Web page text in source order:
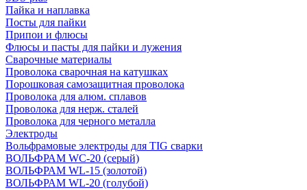
Пайка и наплавка
Посты для пайки
Припои и флюсы
Флюсы и пасты для пайки и лужения
Сварочные материалы
Проволока сварочная на катушках
Порошковая самозащитная проволока
Проволока для алюм. сплавов
Проволока для нерж. сталей
Проволока для черного металла
Электроды
Вольфрамовые электроды для TIG сварки
ВОЛЬФРАМ WC-20 (серый)
ВОЛЬФРАМ WL-15 (золотой)
ВОЛЬФРАМ WL-20 (голубой)